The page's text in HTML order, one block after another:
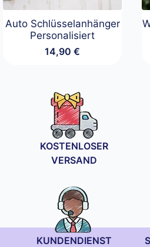
Auto Schlüsselanhänger
Personalisiert
14,90€
KOSTENLOSER
VERSAND
KUNDENDIENST